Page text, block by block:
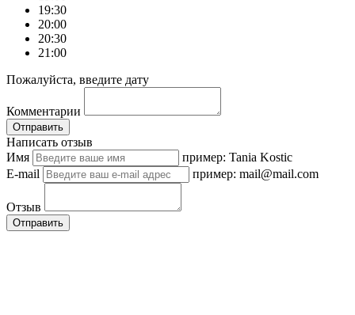
19:30
20:00
20:30
21:00
Пожалуйста, введите дату
Комментарии
Отправить
Написать отзыв
Имя
пример: Tania Kostic
E-mail
пример: mail@mail.com
Отзыв
Отправить